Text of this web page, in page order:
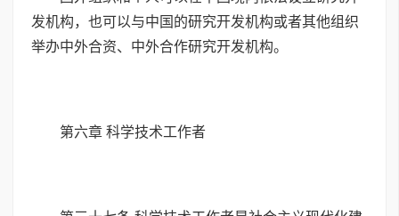
发机构，也可以与中国的研究开发机构或者其他组织
举办中外合资、中外合作研究开发机构。
第六章 科学技术工作者